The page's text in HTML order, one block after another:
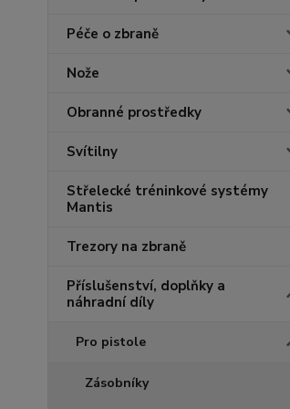
Péče o zbraně
Nože
Obranné prostředky
Svítilny
Střelecké tréninkové systémy
Mantis
Trezory na zbraně
Příslušenství, doplňky a
náhradní díly
Pro pistole
Zásobníky